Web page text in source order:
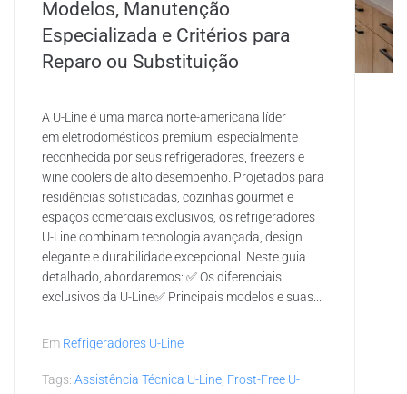
Modelos, Manutenção
Especializada e Critérios para
Reparo ou Substituição
A U-Line é uma marca norte-americana líder
em eletrodomésticos premium, especialmente
reconhecida por seus refrigeradores, freezers e
wine coolers de alto desempenho. Projetados para
residências sofisticadas, cozinhas gourmet e
espaços comerciais exclusivos, os refrigeradores
U-Line combinam tecnologia avançada, design
elegante e durabilidade excepcional. Neste guia
detalhado, abordaremos: ✅ Os diferenciais
exclusivos da U-Line✅ Principais modelos e suas...
Em Refrigeradores U-Line
Tags: Assistência Técnica U-Line Frost-Free U-